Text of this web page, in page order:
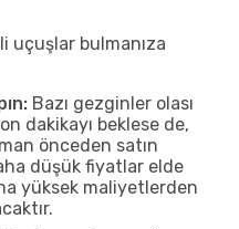
uçuşlar bulmanıza
Bazı gezginler olası
dakikayı beklese de,
önceden satın
düşük fiyatlar elde
yüksek maliyetlerden